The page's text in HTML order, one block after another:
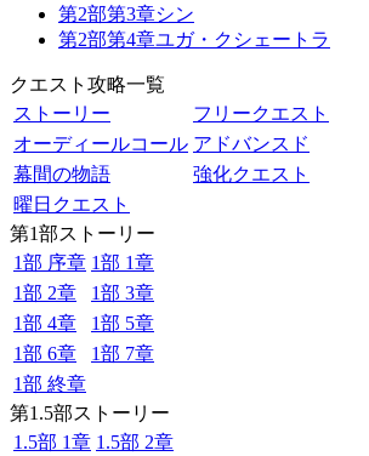
第2部第3章シン
第2部第4章ユガ・クシェートラ
クエスト攻略一覧
ストーリー
フリークエスト
オーディールコール アドバンスド
幕間の物語
強化クエスト
曜日クエスト
第1部ストーリー
1部 序章 1部 1章
1部 2章
1部 3章
1部 4章
1部 5章
1部 6章
1部 7章
1部 終章
第1.5部ストーリー
1.5部 1章 1.5部 2章